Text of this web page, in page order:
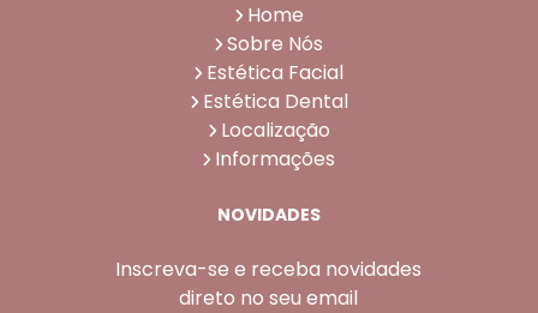
Home
Sobre Nós
Estética Facial
Estética Dental
Localização
Informações
NOVIDADES
Inscreva-se e receba novidades
direto no seu email